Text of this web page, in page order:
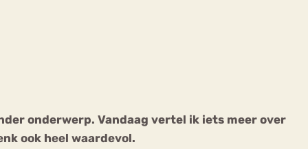
onderwerp. Vandaag vertel ik iets meer over
ook heel waardevol.